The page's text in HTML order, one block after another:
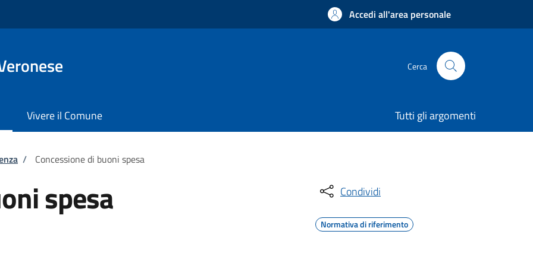
Accedi all'area personale
Cerca
Vivere il Comune Tutti gli argomenti
/ Concessione di buoni spesa
spesa Condividi
Normativa di riferimento